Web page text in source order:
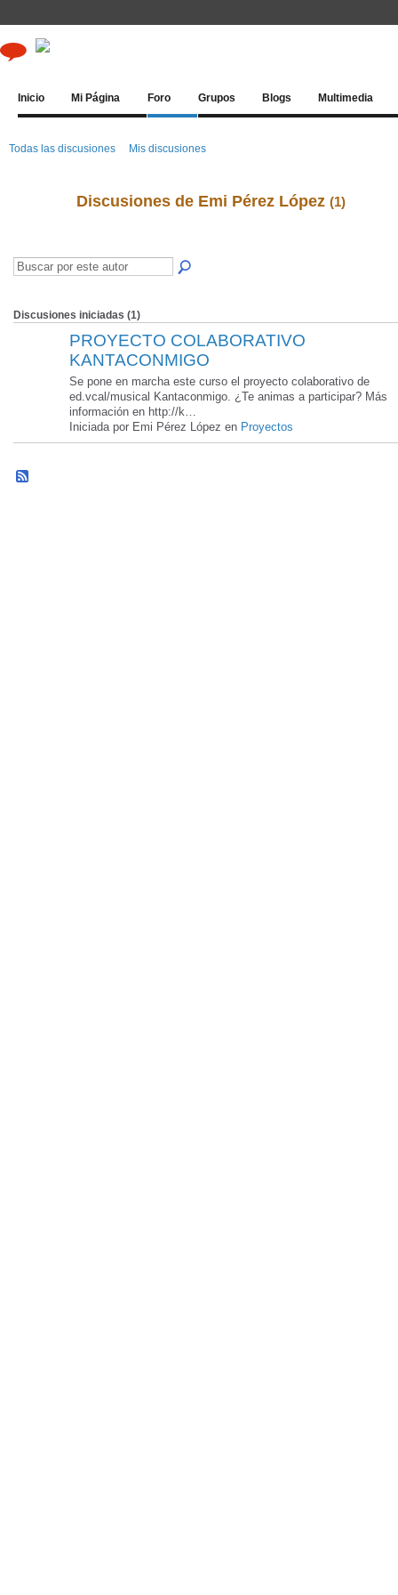
Inicio Mi Página Foro Grupos Blogs Multimedia
Todas las discusiones Mis discusiones
Discusiones de Emi Pérez López (1)
Discusiones iniciadas (1)
PROYECTO COLABORATIVO
KANTACONMIGO
Se pone en marcha este curso el proyecto colaborativo de
ed.vcal/musical Kantaconmigo. ¿Te animas a participar? Más
información en http://k…
Iniciada por Emi Pérez López en Proyectos